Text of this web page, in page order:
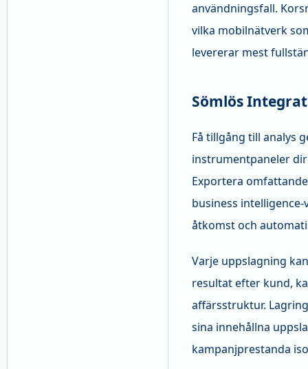
användningsfall.
vilka mobilnätverk
levererar mest
Sömlös
Få tillgång till analys
instrumentpaneler
Exportera
business
åtkomst och
Varje uppslagning
resultat efter kund,
affärsstruktur.
sina innehållna
kampanjprestanda